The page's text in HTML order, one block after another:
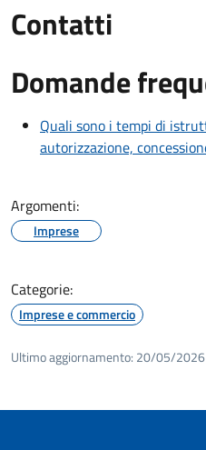
Contatti
Domande
Quali sono i tempi di
autorizzazione,
Argomenti:
Imprese
Categorie:
Imprese e commercio
Ultimo aggiornamento: 20/05/2026